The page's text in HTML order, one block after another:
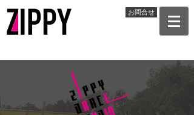
お問合せ